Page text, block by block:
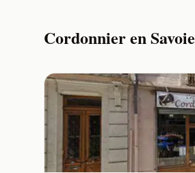
Cordonnier en Savoie